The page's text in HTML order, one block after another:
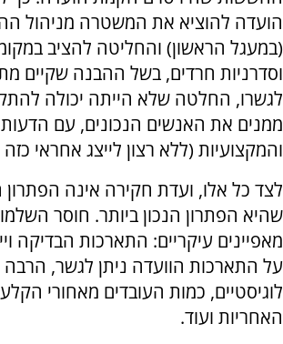
הועדה להוציא את המשטרה מניהול
(במעגל הראשון) והחליטה להציב
וסדרניות חרדים, בשל ההבנה שקיים
לגשרו, החלטה שלא הייתה יכולה
ממנים את האנשים הנכונים, עם הדעות
והמקצועיות (ללא רצון לייצג אחראי
לצד כל אלו, ועדת חקירה אינה
שהיא הפתרון הנכון ביותר. חוסר
מאפיינים עיקריים: התארכות הבדיקה
על התארכות הוועדה ניתן לגשר, הרבה
לוגיסטיים, כמות העובדים מאחורי
האחריות ועוד.